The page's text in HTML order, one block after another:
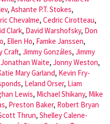
, Ashante P.T. Stokes,
Chevalme, Cedric Cirotteau,
Clark, David Warshofsky, Don
, Ellen Ho, Famke Janssen,
Craft, Jimmy Gonzáles, Jimmy
Jonathan Waite, Jonny Weston,
Mary Garland, Kevin Fry-
, Leland Orser, Liam
Lewis, Michael Shikany, Mike
, Preston Baker, Robert Bryan
Thrun, Shelley Calene-